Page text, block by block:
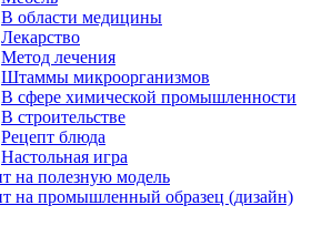
В области медицины
Лекарство
Метод лечения
Штаммы микроорганизмов
В сфере химической промышленности
В строительстве
Рецепт блюда
Настольная игра
на полезную модель
на промышленный образец (дизайн)